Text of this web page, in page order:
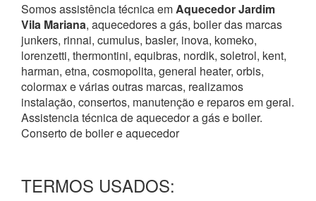
Somos assistência técnica emAquecedorJardim
Vila Mariana, aquecedores a gás, boiler das marcas
junkers, rinnai, cumulus, basler, inova, komeko,
lorenzetti, thermontini, equibras, nordik, soletrol, kent,
harman, etna, cosmopolita, general heater, orbis,
colormax e várias outras marcas, realizamos
instalação, consertos, manutenção e reparos em geral.
Assistencia técnica de aquecedor a gás e boiler.
Conserto de boiler e aquecedor
TERMOS USADOS: